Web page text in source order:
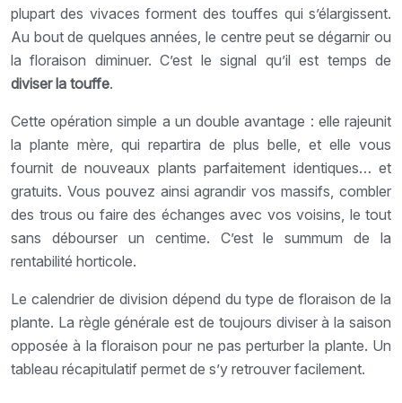
plupart des vivaces forment des touffes qui s’élargissent.
Au bout de quelques années, le centre peut se dégarnir ou
la floraison diminuer. C’est le signal qu’il est temps de
diviser la touffe.
Cette opération simple a un double avantage : elle rajeunit
la plante mère, qui repartira de plus belle, et elle vous
fournit de nouveaux plants parfaitement identiques… et
gratuits. Vous pouvez ainsi agrandir vos massifs, combler
des trous ou faire des échanges avec vos voisins, le tout
sans débourser un centime. C’est le summum de la
rentabilité horticole.
Le calendrier de division dépend du type de floraison de la
plante. La règle générale est de toujours diviser à la saison
opposée à la floraison pour ne pas perturber la plante. Un
tableau récapitulatif permet de s’y retrouver facilement.